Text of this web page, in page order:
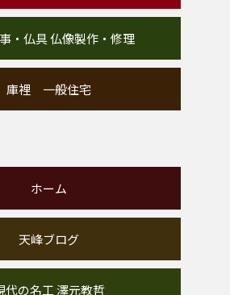
・仏具 仏像製作・修理
庫裡 一般住宅
ホーム
天峰ブログ
代の名工 澤元教哲